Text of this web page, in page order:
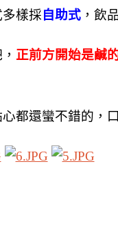
樣採自助式，飲
正前方開始是鹹
都還蠻不錯的，